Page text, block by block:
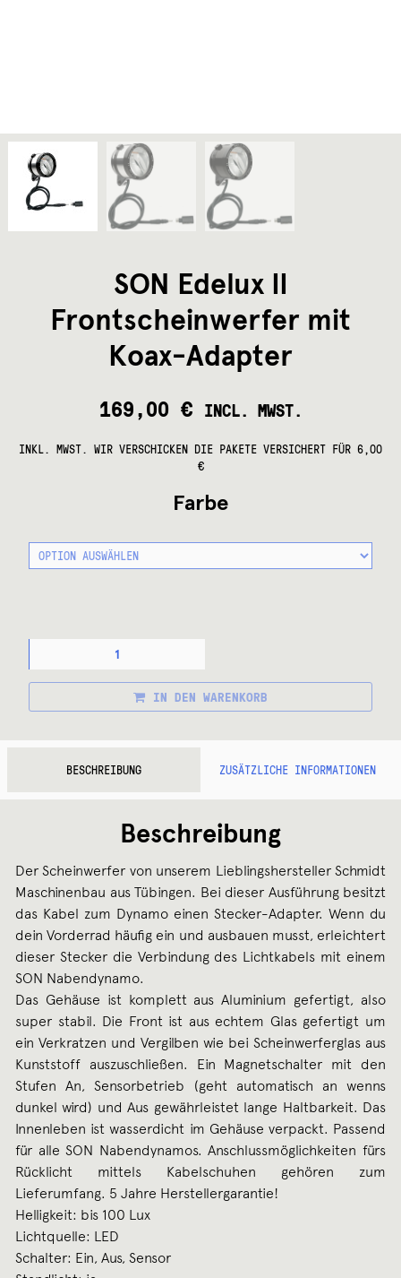
SON Edelux II
Frontscheinwerfer mit
Koax-Adapter
169,00 € INCL. MWST.
INKL. MWST. WIR VERSCHICKEN DIE PAKETE VERSICHERT FÜR 6,00
€
Farbe
FRONTSCHEINWERFER
KOAX-
IN DEN WARENKORB
BESCHREIBUNG ZUSÄTZLICHE INFORMATIONEN
Beschreibung
Der Scheinwerfer von unserem Lieblingshersteller Schmidt
Maschinenbau aus Tübingen. Bei dieser Ausführung besitzt
das Kabel zum Dynamo einen Stecker-Adapter. Wenn du
dein Vorderrad häufig ein und ausbauen musst, erleichtert
dieser Stecker die Verbindung des Lichtkabels mit einem
SON Nabendynamo.
Das Gehäuse ist komplett aus Aluminium gefertigt, also
super stabil. Die Front ist aus echtem Glas gefertigt um
ein Verkratzen und Vergilben wie bei Scheinwerferglas aus
Kunststoff auszuschließen. Ein Magnetschalter mit den
Stufen An, Sensorbetrieb (geht automatisch an wenns
dunkel wird) und Aus gewährleistet lange Haltbarkeit. Das
Innenleben ist wasserdicht im Gehäuse verpackt. Passend
für alle SON Nabendynamos. Anschlussmöglichkeiten fürs
Rücklicht mittels Kabelschuhen gehören zum
Lieferumfang. 5 Jahre Herstellergarantie!
Helligkeit: bis 100 Lux
Lichtquelle: LED
Schalter: Ein, Aus, Sensor